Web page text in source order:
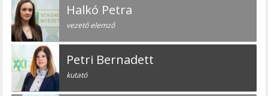
Halkó Petra
vezető elemző
Petri Bernadett
kutató